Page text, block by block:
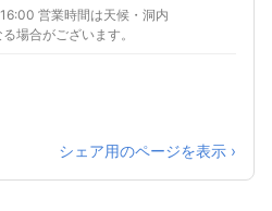
営業時間は天候・洞内
場合がございます。
シェア用のページを表示 ›